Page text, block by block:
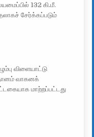
132 கி.மீ.
சேர்க்கப்படும்
விளையாட்டு
வாகனக்
மாற்றப்பட்டது